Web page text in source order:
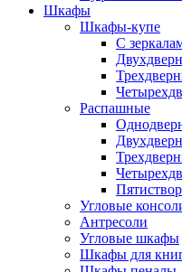
Шкафы
Шкафы-купе
С
Распашные
Угловые
Антресоли
Угловые шкафы
Шкафы для